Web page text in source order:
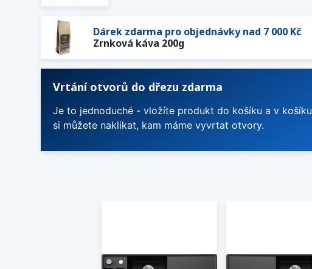
Dárek zdarma pro objednávky nad 7 000 Kč
Zrnková káva 200g
Vrtání otvorů do dřezu zdarma
Je to jednoduché - vložíte produkt do košíku a v košíku
si můžete naklikat, kam máme vyvrtat otvory.